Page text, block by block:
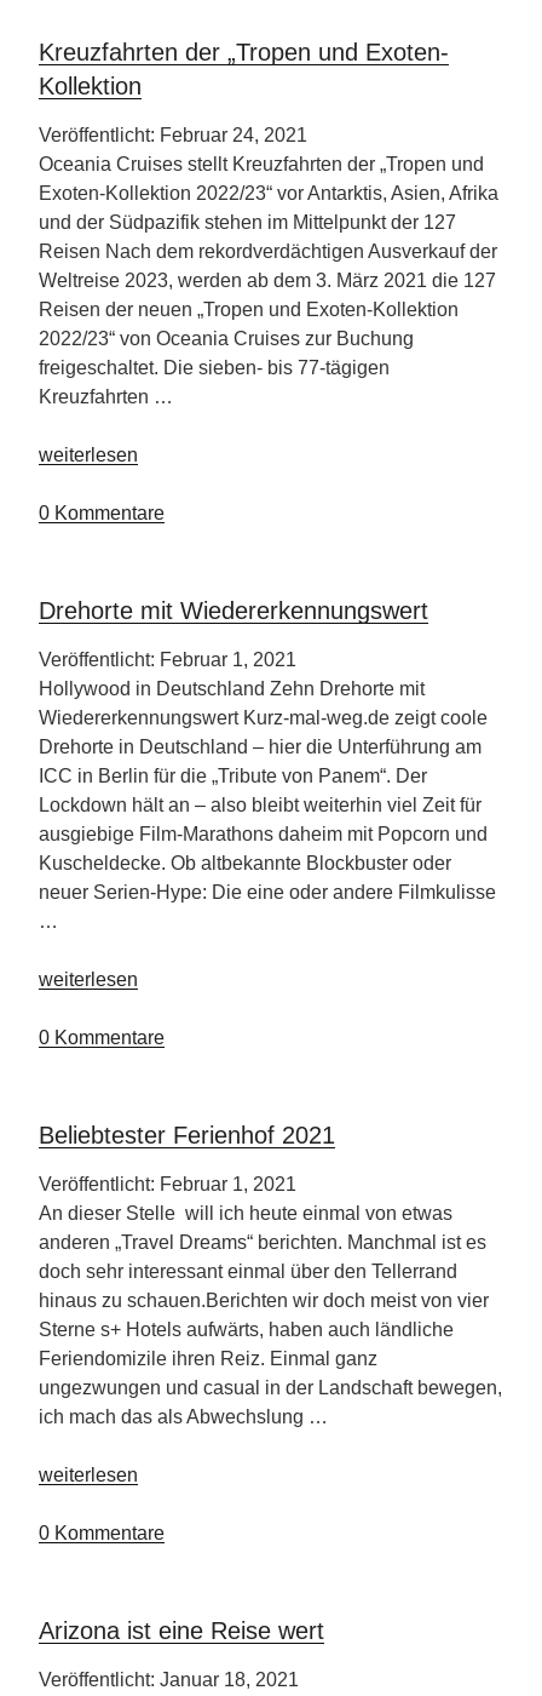
Kreuzfahrten der „Tropen und Exoten-
Kollektion
Veröffentlicht: Februar 24, 2021
Oceania Cruises stellt Kreuzfahrten der „Tropen und
Exoten-Kollektion 2022/23“ vor Antarktis, Asien, Afrika
und der Südpazifik stehen im Mittelpunkt der 127
Reisen Nach dem rekordverdächtigen Ausverkauf der
Weltreise 2023, werden ab dem 3. März 2021 die 127
Reisen der neuen „Tropen und Exoten-Kollektion
2022/23“ von Oceania Cruises zur Buchung
freigeschaltet. Die sieben- bis 77-tägigen
Kreuzfahrten …
„Kreuzfahrten
„Tropen
Kollektion“
weiterlesen
0 Kommentare
Drehorte mit Wiedererkennungswert
Veröffentlicht: Februar 1, 2021
Hollywood in Deutschland Zehn Drehorte mit
Wiedererkennungswert Kurz-mal-weg.de zeigt coole
Drehorte in Deutschland – hier die Unterführung am
ICC in Berlin für die „Tribute von Panem“. Der
Lockdown hält an – also bleibt weiterhin viel Zeit für
ausgiebige Film-Marathons daheim mit Popcorn und
Kuscheldecke. Ob altbekannte Blockbuster oder
neuer Serien-Hype: Die eine oder andere Filmkulisse
…
„Drehorte
Wiedererkennungswert“
weiterlesen
0 Kommentare
Beliebtester Ferienhof 2021
Veröffentlicht: Februar 1, 2021
An dieser Stelle will ich heute einmal von etwas
anderen „Travel Dreams“ berichten. Manchmal ist es
doch sehr interessant einmal über den Tellerrand
hinaus zu schauen.Berichten wir doch meist von vier
Sterne s+ Hotels aufwärts, haben auch ländliche
Feriendomizile ihren Reiz. Einmal ganz
ungezwungen und casual in der Landschaft bewegen,
ich mach das als Abwechslung …
„Beliebtester
2021“
weiterlesen
0 Kommentare
Arizona ist eine Reise wert
Veröffentlicht: Januar 18, 2021